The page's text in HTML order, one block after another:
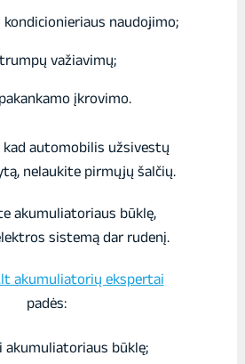
naudojimo;
važiavimų;
įkrovimo.
kad automobilis užsivestų
nelaukite pirmųjų šalčių.
akumuliatoriaus būklę,
sistemą dar rudenį.
akumuliatorių ekspertai
padės:
būklę;